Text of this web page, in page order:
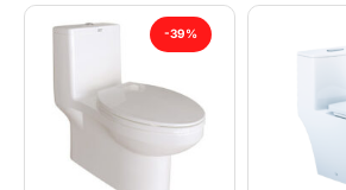
-39%